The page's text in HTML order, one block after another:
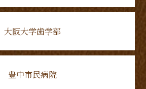
大阪大学歯学部
豊中市民病院